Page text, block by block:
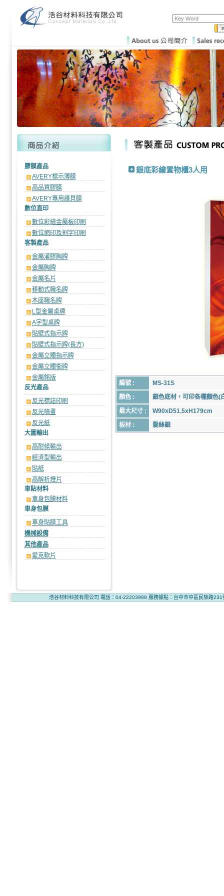
膠膜產品
AVERY標示薄膜
高品質膠膜
AVERY專用護貝膜
數位直印
數位彩繪金屬板印刷
數位網印及割字印刷
客製產品
金屬灌膠胸牌
金屬胸牌
金屬名片
移動式職名牌
木座職名牌
L型金屬桌牌
A字型桌牌
貼壁式指示牌
貼壁式指示牌(長方)
金屬立體指示牌
金屬立體銜牌
金屬銘版
反光產品
反光標誌印刷
反光噴畫
反光紙
大圖輸出
高耐候輸出
經濟型輸出
貼紙
高解析燈片
車貼材料
車身包膜材料
車身包膜
車身貼膜工具
機械設備
其他產品
愛克軟片
銀底彩繪置物櫃3人用
編號 :
MS-31S
顏色 :
銀色底材，可印各種顏色(
最大尺寸 :
W90xD51.5xH179cm
板材 :
髮絲銀
浩谷材料科技有限公司 電話：04-22203989 服務據點：台中市中區民族路